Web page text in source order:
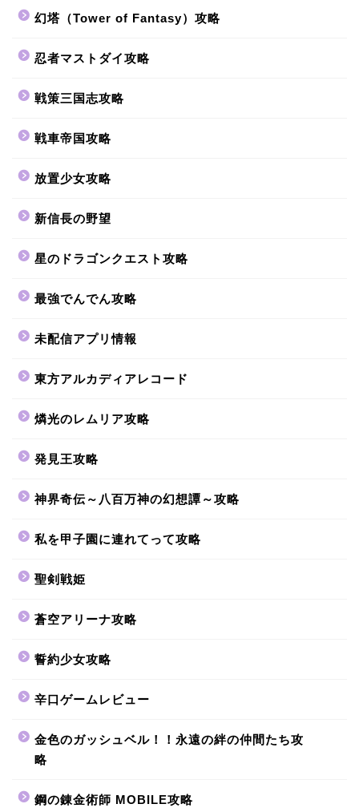
幻塔（Tower of Fantasy）攻略
忍者マストダイ攻略
戦策三国志攻略
戦車帝国攻略
放置少女攻略
新信長の野望
星のドラゴンクエスト攻略
最強でんでん攻略
未配信アプリ情報
東方アルカディアレコード
燐光のレムリア攻略
発見王攻略
神界奇伝～八百万神の幻想譚～攻略
私を甲子園に連れてって攻略
聖剣戦姫
蒼空アリーナ攻略
誓約少女攻略
辛口ゲームレビュー
金色のガッシュベル！！永遠の絆の仲間たち攻
略
鋼の錬金術師 MOBILE攻略